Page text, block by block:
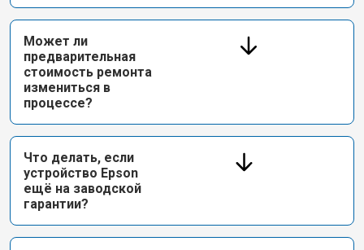
Может ли
предварительная
стоимость ремонта
измениться в
процессе?
Что делать, если
устройство Epson
ещё на заводской
гарантии?